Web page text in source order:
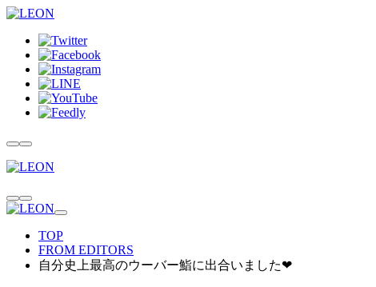
TOP
FROM EDITORS
自分史上最高のウーバー鮨に出合いました❤